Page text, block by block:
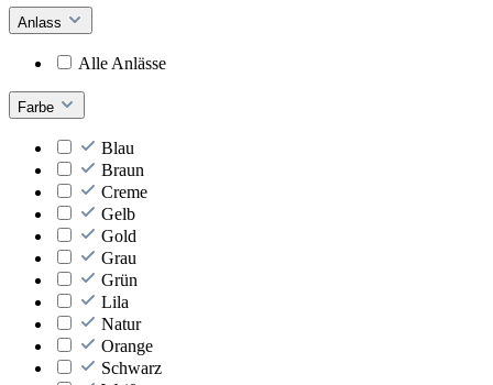
Anlass
Alle Anlässe
Farbe
Blau
Braun
Creme
Gelb
Gold
Grau
Grün
Lila
Natur
Orange
Schwarz